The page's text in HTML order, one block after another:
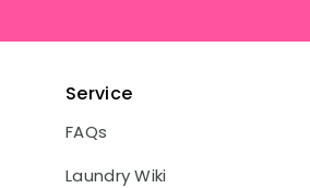
Service
FAQs
Laundry Wiki